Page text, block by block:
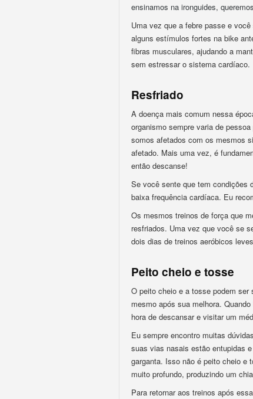
ensinamos na ironguides,
Uma vez que a febre passe e
alguns estímulos fortes na bike
fibras musculares, ajudando a
sem estressar o sistema cardíaco.
Resfriado
A doença mais comum nessa
organismo sempre varia de
somos afetados com os mesmos
afetado. Mais uma vez, é
então descanse!
Se você sente que tem condições
baixa frequência cardíaca. Eu
Os mesmos treinos de força que
resfriados. Uma vez que você se
dois dias de treinos aeróbicos
Peito cheio e tosse
O peito cheio e a tosse podem ser
mesmo após sua melhora.
hora de descansar e visitar um
Eu sempre encontro muitas
suas vias nasais estão entupidas
garganta. Isso não é peito cheio e
muito profundo, produzindo um
Para retornar aos treinos após